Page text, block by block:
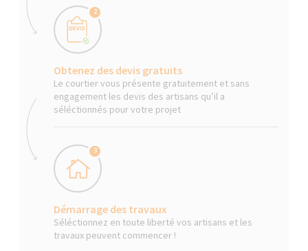
2
Obtenez des devis gratuits
Le courtier vous présente gratuitement et sans
engagement les devis des artisans qu’il a
séléctionnés pour votre projet
3
Démarrage des travaux
Séléctionnez en toute liberté vos artisans et les
travaux peuvent commencer !